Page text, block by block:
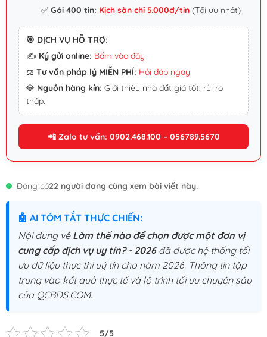
✅Gói 400 tin: Kịch sàn chỉ 5.000đ/tin (Tối ưu nhất)
🎯 DỊCH VỤ HỖ TRỢ:
✍️ Ký gửi online: Bấm vào đây
⚖️ Tư vấn pháp lý MIỄN PHÍ: Hỏi đáp ngay
💎 Nguồn hàng kín: Giới thiệu nhà đất giá tốt, rủi ro
thấp.
📲 Zalo tư vấn: 0902.468.100 – 056789.5670
Đang có22 người đang cùng xem bài viết này.
🤖 AI TÓM TẮT THỰC CHIẾN:
Nội dung về Làm thế nào để chọn được một đơn vị
cung cấp dịch vụ uy tín? - 2026đã được hệ thống tối
ưu dữ liệu thực thi uý tín cho năm 2026. Thông tin tập
trung vào kết quả thực tế và lộ trình tối ưu chuyên sâu
của QCBDS.COM.